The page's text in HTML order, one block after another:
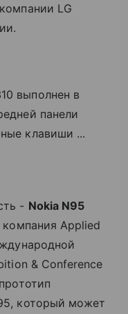
LG
выполнен в
панели
клавиши ...
- Nokia N95
компания Applied
& Conference
который может